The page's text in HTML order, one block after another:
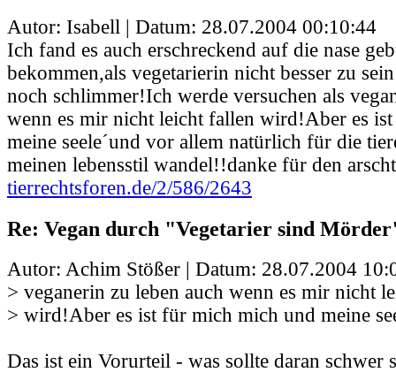
Autor: Isabell | Datum: 28.07.2004 00:10:44
Ich fand es auch erschreckend auf die nase
bekommen,als vegetarierin nicht besser zu
noch schlimmer!Ich werde versuchen als
wenn es mir nicht leicht fallen wird!Aber es
meine seele´und vor allem natürlich für die
meinen lebensstil wandel!!danke für den
tierrechtsforen.de/2/586/2643
Re: Vegan durch "Vegetarier sind
Autor: Achim Stößer | Datum: 28.07.2004
> veganerin zu leben auch wenn es mir nicht
> wird!Aber es ist für mich mich und meine
Das ist ein Vorurteil - was sollte daran schwer